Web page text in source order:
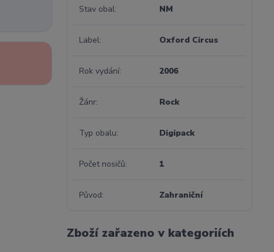
Stav obal NM
Label Oxford Circus
Rok vydání 2006
Žánr Rock
Typ obalu Digipack
Počet nosičů 1
Původ Zahraniční
Zboží zařazeno v kategoriích